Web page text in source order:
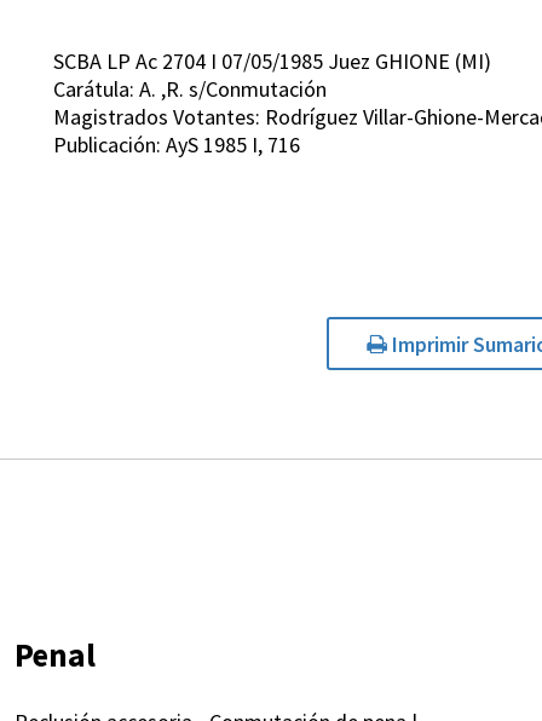
SCBA LP Ac 2704 I 07/05/1985 Juez GHIONE (MI)
Carátula: A. ,R. s/Conmutación
Magistrados Votantes: Rodríguez Villar-Ghione-
Publicación: AyS 1985 I, 716
Imprimir
Penal